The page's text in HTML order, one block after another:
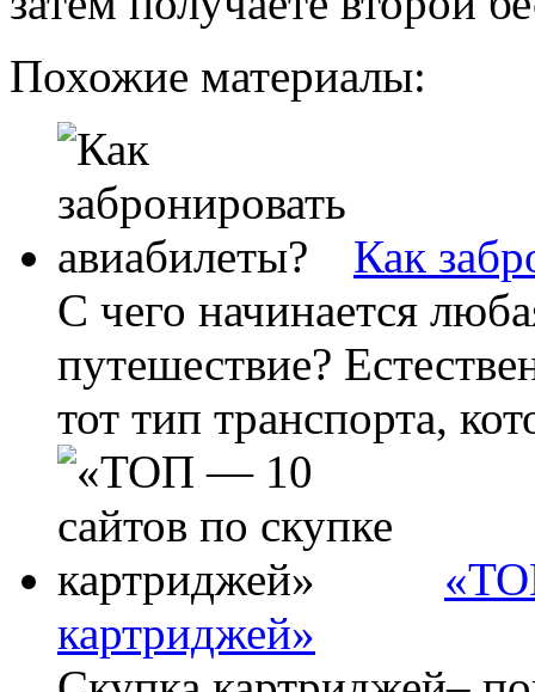
Похожие материалы:
Как
С чего начинается
путешествие?
тот тип транспорта,
картриджей»